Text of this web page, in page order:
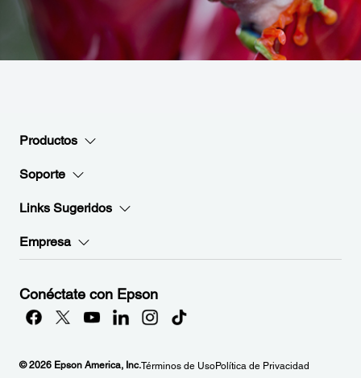
Productos
Soporte
Links Sugeridos
Empresa
Conéctate con Epson
© 2026 Epson America, Inc.Términos de UsoPolítica de Privacidad